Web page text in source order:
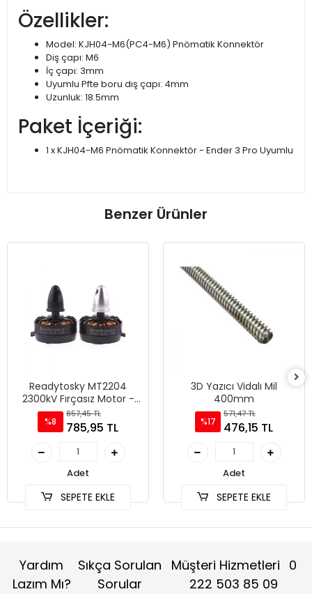
Özellikler:
Model: KJH04-M6(PC4-M6) Pnömatik Konnektör
Diş çapı: M6
İç çapı: 3mm
Uyumlu Pfte boru dış çapı: 4mm
Uzunluk: 18.5mm
Paket İçeriği:
1 x KJH04-M6 Pnömatik Konnektör - Ender 3 Pro Uyumlu
Benzer Ürünler
Readytosky MT2204
2300kV Fırçasız Motor -
CCW
%8
857,45 TL
785,95 TL
Adet
SEPETE EKLE
3D Yazıcı Vidalı Mil
400mm
%17
571,47 TL
476,15 TL
Adet
SEPETE EKLE
Yardım
Lazım Mı?
Sıkça Sorulan
Sorular
Müşteri Hizmetleri 0
222 503 85 09